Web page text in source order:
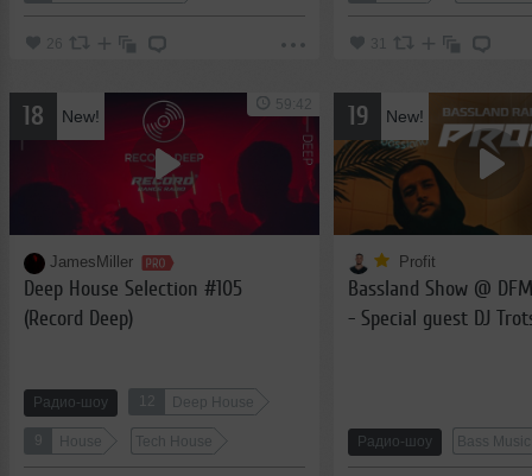
26 31
18 New!
JamesMiller
Deep House Selection #105
(Record Deep)
Радио-шоу 12 Deep House
9 House Tech House
59:42 19 New!
Profit
Bassland Show @
- Special guest DJ
Радио-шоу Bass Music